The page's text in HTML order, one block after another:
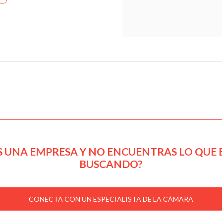
UNA EMPRESA Y NO ENCUENTRAS LO QUE
BUSCANDO?
CONECTA CON UN ESPECIALISTA DE LA CÁMARA